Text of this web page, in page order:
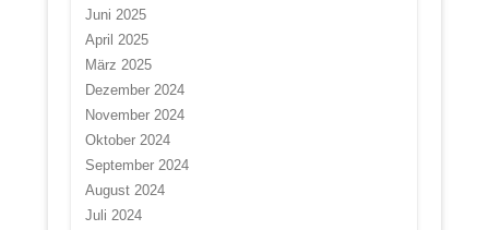
Juni 2025
April 2025
März 2025
Dezember 2024
November 2024
Oktober 2024
September 2024
August 2024
Juli 2024